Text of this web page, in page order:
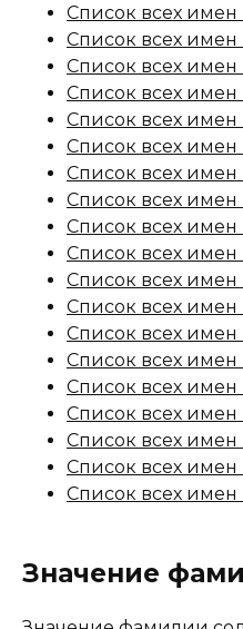
Список всех имен
Список всех имен
Список всех имен
Список всех имен
Список всех имен
Список всех имен
Список всех имен
Список всех имен
Список всех имен
Список всех имен
Список всех имен
Список всех имен
Список всех имен
Список всех имен
Список всех имен
Список всех имен
Список всех имен
Список всех имен
Список всех имен
Значение